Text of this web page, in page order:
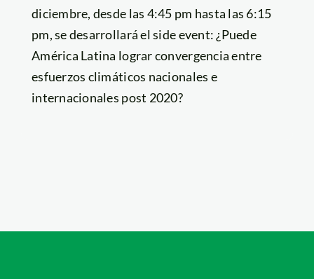
diciembre, desde las 4:45 pm hasta las 6:15
pm, se desarrollará el side event: ¿Puede
América Latina lograr convergencia entre
esfuerzos climáticos nacionales e
internacionales post 2020?